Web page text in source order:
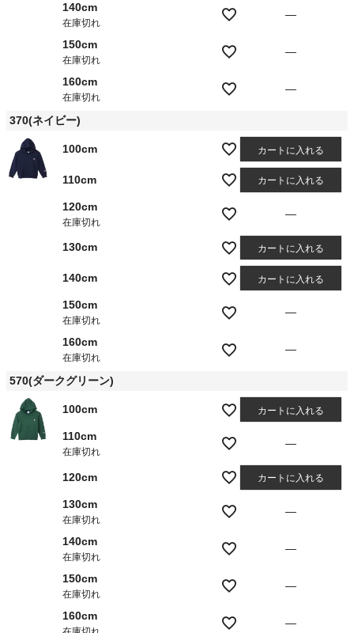
140cm
在庫切れ
—
150cm
在庫切れ
—
160cm
在庫切れ
—
370(ネイビー)
100cm カートに入れる
110cm カートに入れる
120cm
在庫切れ
—
130cm カートに入れる
140cm カートに入れる
150cm
在庫切れ
—
160cm
在庫切れ
—
570(ダークグリーン)
100cm カートに入れる
110cm
在庫切れ
—
120cm カートに入れる
130cm
在庫切れ
—
140cm
在庫切れ
—
150cm
在庫切れ
—
160cm
—